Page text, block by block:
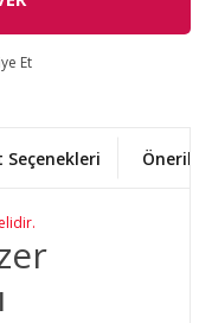
Et
Seçenekleri